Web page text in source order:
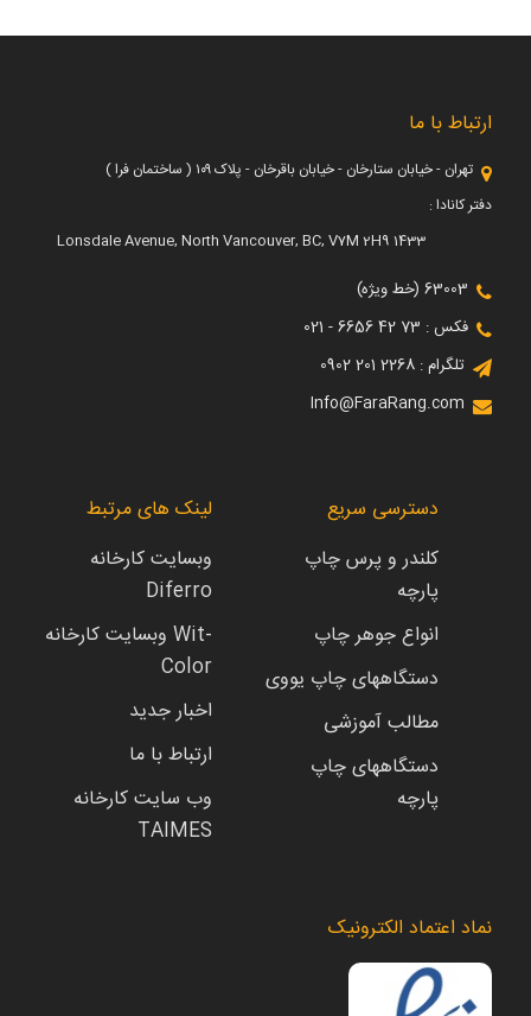
ارتباط با ما
تهران - خیابان ستارخان - خیابان باقرخان - پلاک ۱۰۹ ( ساختمان فرا )
دفتر کانادا :
1433 Lonsdale Avenue, North Vancouver, BC, V7M 2H9
63003 (خط ویژه)
فکس : 73 42 6656 - 021
تلگرام : 2268 201 0902
Info@FaraRang.com
دسترسی سریع
کلندر و پرس چاپ
پارچه
انواع جوهر چاپ
دستگاههای چاپ یووی
مطالب آموزشی
دستگاههای چاپ
پارچه
لینک های مرتبط
وبسایت کارخانه
Diferro
وبسایت کارخانه Wit-
Color
اخبار جدید
ارتباط با ما
وب سایت کارخانه
TAIMES
نماد اعتماد الکترونیک